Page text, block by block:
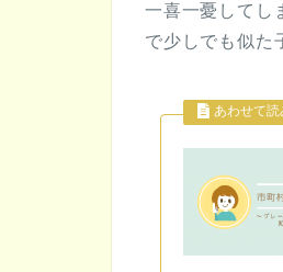
一喜一憂してし
で少しでも似た